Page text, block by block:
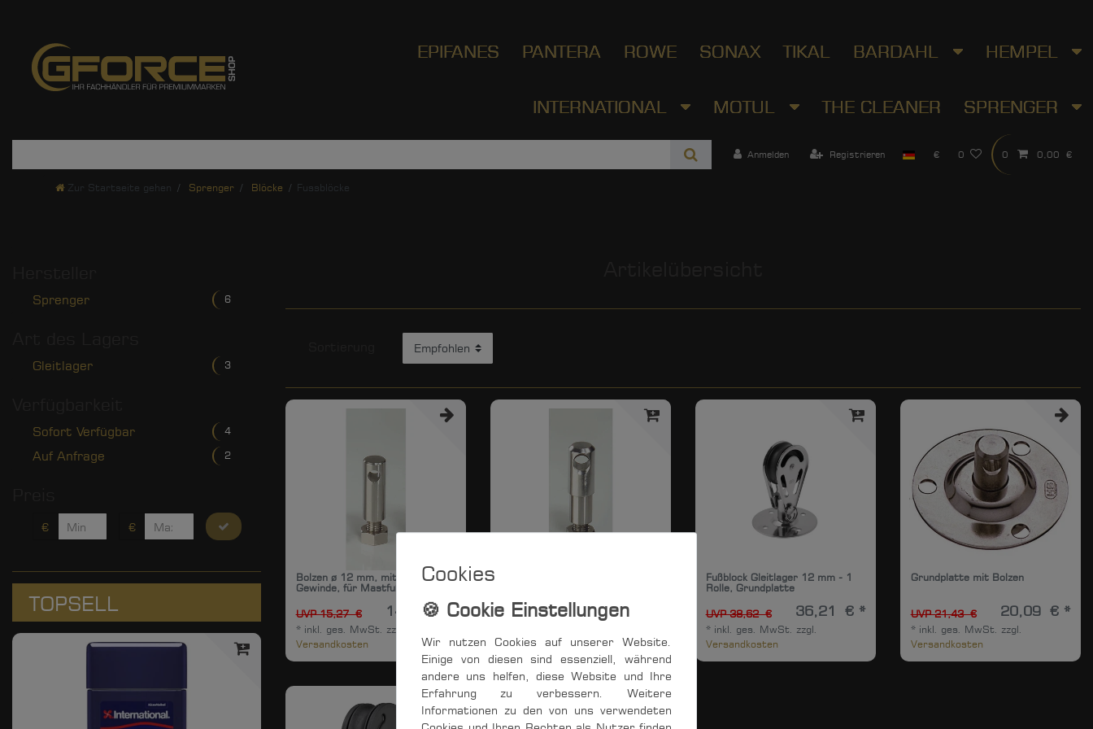
EPIFANES PANTERA ROWE SONAX TIKAL BARDAHL HEMPEL
INTERNATIONAL MOTUL THE CLEANER SPRENGER
Anmelden Registrieren € 0 0 0,00 €
Zur Startseite gehen Sprenger Blöcke Fussblöcke
Sprenger 6
Gleitlager 3
Sofort Verfügbar 4
Auf Anfrage 2
€ €
TOPSELL
Bolzen ø 12 mm, mit M8
Gewinde, für Mastfußblock
UVP 15,27 € 14,32 € *
* inkl. ges. MwSt.
zzgl.
Versandkosten
UVP 16,71 € 15,67 € *
Versandkosten
Fußblock Gleitlager 12 mm - 1
Rolle, Grundplatte
UVP 38,62 € 36,21 € *
* inkl. ges. MwSt.
zzgl.
Versandkosten
Grundplatte mit Bolzen
UVP 21,43 € 20,09 € *
* inkl. ges. MwSt.
zzgl.
Versandkosten
Cookies
Wir nutzen Cookies auf unserer Website.
Einige von diesen sind essenziell, während
andere uns helfen, diese Website und Ihre
Erfahrung zu verbessern. Weitere
Informationen zu den von uns verwendeten